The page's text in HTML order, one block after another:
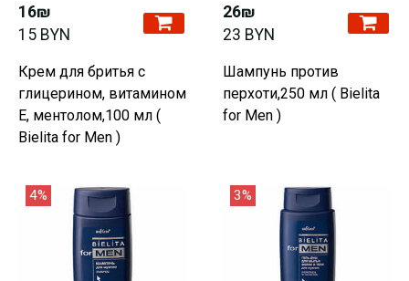
16₪
15 BYN
Крем для бритья с
глицерином, витамином
Е, ментолом,100 мл (
Bielita for Men )
26₪
23 BYN
Шампунь против
перхоти,250 мл ( Bielita
for Men )
4% 3%